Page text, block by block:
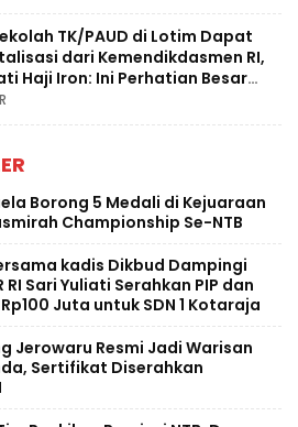
TK/PAUD di Lotim Dapat
dari Kemendikdasmen RI,
Haji Iron: Ini Perhatian Besar
Pendidikan Anak Usia Dini
Borong 5 Medali di Kejuaraan
Championship Se-NTB
kadis Dikbud Dampingi
RI Sari Yuliati Serahkan PIP dan
Juta untuk SDN 1 Kotaraja
Jerowaru Resmi Jadi Warisan
Sertifikat Diserahkan